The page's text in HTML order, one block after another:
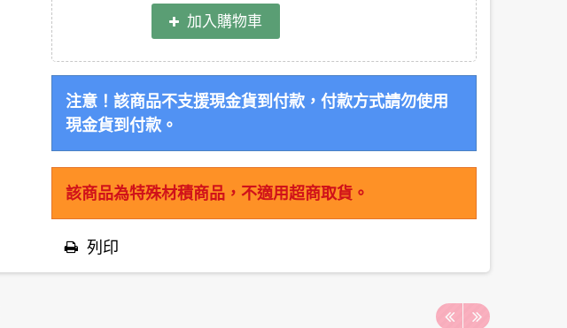
加入購物車
注意！該商品不支援現金貨到付款，付款方式請勿使用
現金貨到付款。
該商品為特殊材積商品，不適用超商取貨。
列印